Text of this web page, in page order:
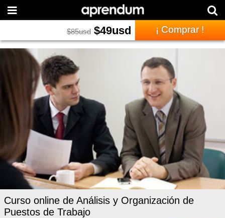
$85usd $49usd ¡ Comprar !
Curso online de Análisis y Organización de
Puestos de Trabajo